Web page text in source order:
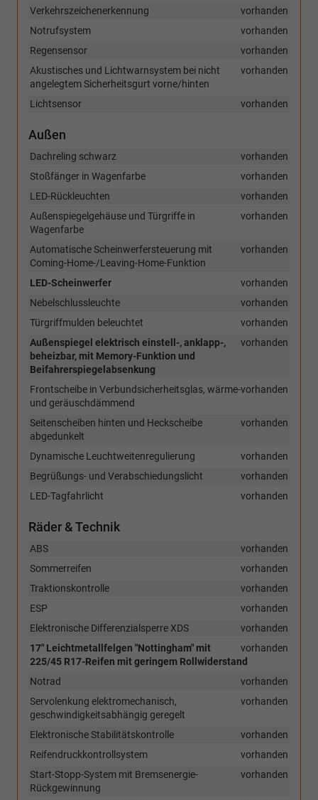
vorhanden
Verkehrszeichenerkennung
vorhanden
Notrufsystem
vorhanden
Regensensor
vorhanden
Akustisches und Lichtwarnsystem bei nicht
angelegtem Sicherheitsgurt vorne/hinten
vorhanden
Lichtsensor
Außen
vorhanden
Dachreling schwarz
vorhanden
Stoßfänger in Wagenfarbe
vorhanden
LED-Rückleuchten
vorhanden
Außenspiegelgehäuse und Türgriffe in
Wagenfarbe
vorhanden
Automatische Scheinwerfersteuerung mit
Coming-Home-/Leaving-Home-Funktion
vorhanden
LED-Scheinwerfer
vorhanden
Nebelschlussleuchte
vorhanden
Türgriffmulden beleuchtet
vorhanden
Außenspiegel elektrisch einstell-, anklapp-,
beheizbar, mit Memory-Funktion und
Beifahrerspiegelabsenkung
vorhanden
Frontscheibe in Verbundsicherheitsglas, wärme-
und geräuschdämmend
vorhanden
Seitenscheiben hinten und Heckscheibe
abgedunkelt
vorhanden
Dynamische Leuchtweitenregulierung
vorhanden
Begrüßungs- und Verabschiedungslicht
vorhanden
LED-Tagfahrlicht
Räder & Technik
vorhanden
ABS
vorhanden
Sommerreifen
vorhanden
Traktionskontrolle
vorhanden
ESP
vorhanden
Elektronische Differenzialsperre XDS
vorhanden
17" Leichtmetallfelgen "Nottingham" mit
225/45 R17-Reifen mit geringem Rollwiderstand
vorhanden
Notrad
vorhanden
Servolenkung elektromechanisch,
geschwindigkeitsabhängig geregelt
vorhanden
Elektronische Stabilitätskontrolle
vorhanden
Reifendruckkontrollsystem
vorhanden
Start-Stopp-System mit Bremsenergie-
Rückgewinnung